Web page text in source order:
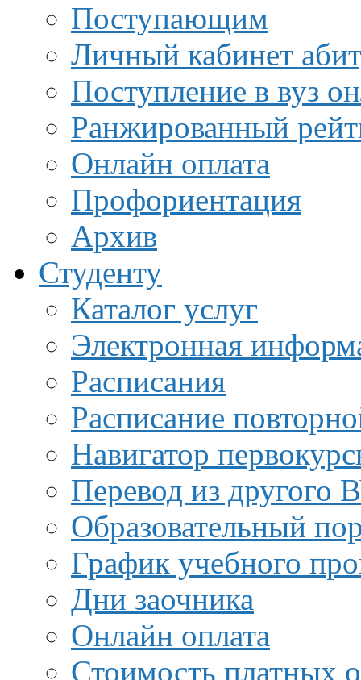
Поступающим
Личный кабинет
Поступление в вуз
Ранжированный
Онлайн оплата
Профориентация
Архив
Студенту
Каталог услуг
Электронная
Расписания
Расписание
Навигатор
Перевод из другого
Образовательный
График учебного
Дни заочника
Онлайн оплата
Стоимость платных